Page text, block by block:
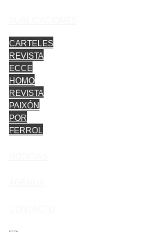
CARTELES
REVISTA
ECCE
HOMO
REVISTA
PAIXÓN
POR
FERROL